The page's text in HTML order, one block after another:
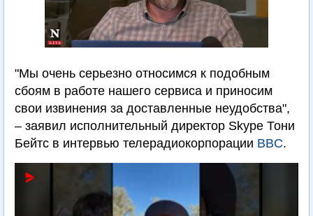
"Мы очень серьезно относимся к подобным
сбоям в работе нашего сервиса и приносим
свои извинения за доставленные неудобства",
– заявил исполнительный директор Skype Тони
Бейтс в интервью телерадиокорпорации BBC.